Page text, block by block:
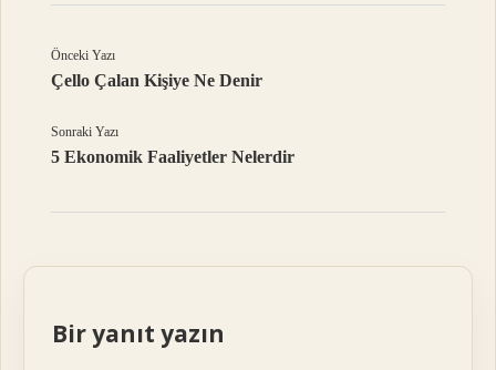
Önceki Yazı
Çello Çalan Kişiye Ne Denir
Sonraki Yazı
5 Ekonomik Faaliyetler Nelerdir
Bir yanıt yazın